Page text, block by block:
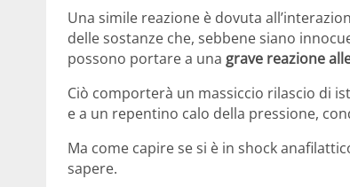
Una simile reazione è dovuta
delle sostanze che, sebbene siano
possono portare a una grave reazione
Ciò comporterà un massiccio rilascio di
e a un repentino calo della pressione,
Ma come capire se si è in shock
sapere.